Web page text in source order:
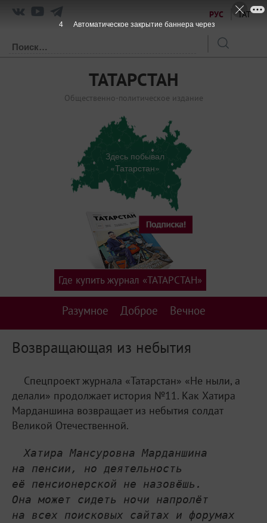
РУС ТАТ
ТАТАРСТАН
Общественно-политическое издание
Здесь побывал
«Татарстан»
Разумное Доброе Вечное
Где купить журнал «ТАТАРСТАН»
Возвращающая из небытия
Спецпроект журнала «Татарстан» «Не ныли, а
делали» продолжает история №11. Как Хатира
Марданшина возвращает из небытия солдат
Великой Отечественной.
Хатира Мансуровна Марданшина
на пенсии, но деятельность
её пенсионерской не назовёшь.
Она может сидеть ночи напролёт
на всех поисковых сайтах и форумах
3 Автоматическое закрытие баннера через